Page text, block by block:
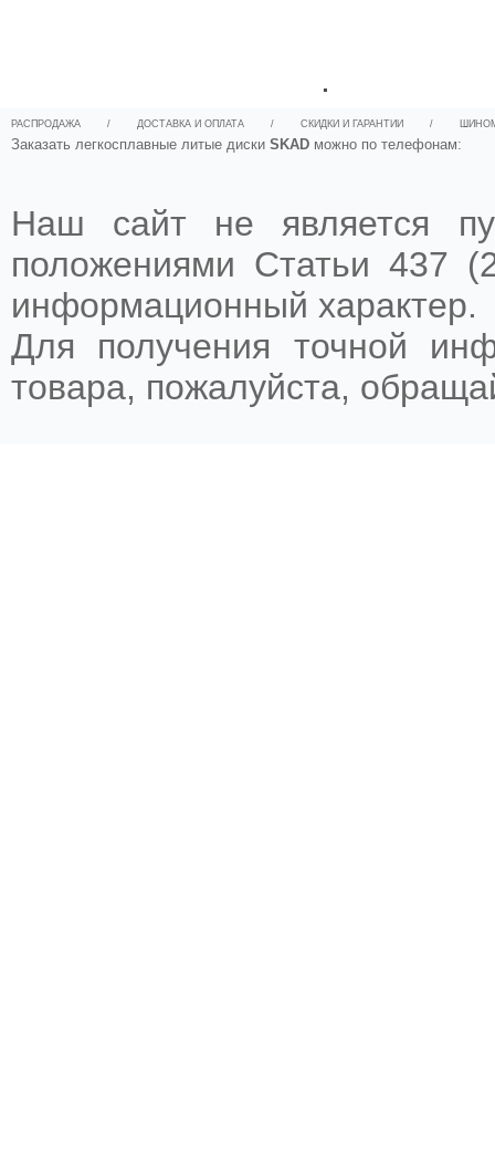
.
РАСПРОДАЖА / ДОСТАВКА И ОПЛАТА / СКИДКИ И ГАРАНТИИ /
Заказать легкосплавные литые диски SKAD можно по телефонам:
Наш сайт не является
положениями Статьи 437
информационный характер.
Для получения точной
товара, пожалуйста,